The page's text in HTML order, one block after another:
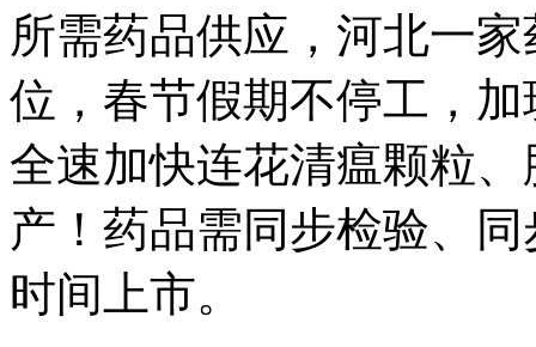
所需药品供应，河北一
位，春节假期不停工，
全速加快连花清瘟颗粒
产！药品需同步检验、
时间上市。